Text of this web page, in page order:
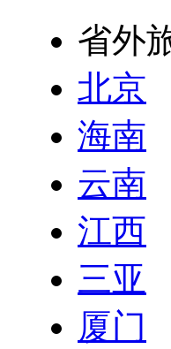
省外
北京
海南
云南
江西
三亚
厦门